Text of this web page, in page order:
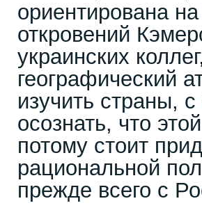
ориентирована
откровений
украинских
географический
изучить страны,
осознать, что
потому стоит
рациональной
прежде всего с